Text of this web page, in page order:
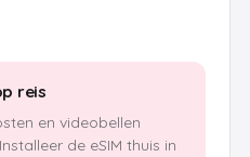
reis
en videobellen
de eSIM thuis in